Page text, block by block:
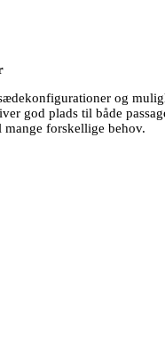
og
god plads til både
forskellige behov.